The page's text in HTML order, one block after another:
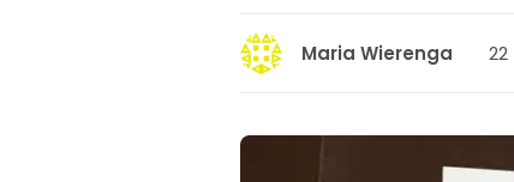
Maria Wierenga 22